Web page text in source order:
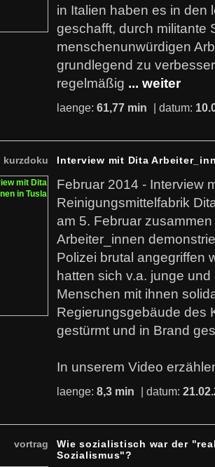
in Italien haben es in den
geschafft, durch militante
menschenunwürdigen
grundlegend zu
regelmäßig ... weiter
laenge: 61,77 min | datum:
kurzdoku Interview mit Dita
Februar 2014 - Interview
Reinigungsmittelfabrik
am 5. Februar
Arbeiter_innen
Polizei brutal angegriffen
hatten sich v.a. junge
Menschen mit ihnen
Regierungsgebäude des
gestürmt und in Brand
In unserem Video
laenge: 8,3 min | datum:
vortrag
Wie sozialistisch war der
Sozialismus"?